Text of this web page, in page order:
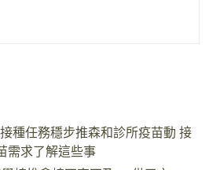
種任務穩步推森和診所疫苗動 接
需求了解這些事